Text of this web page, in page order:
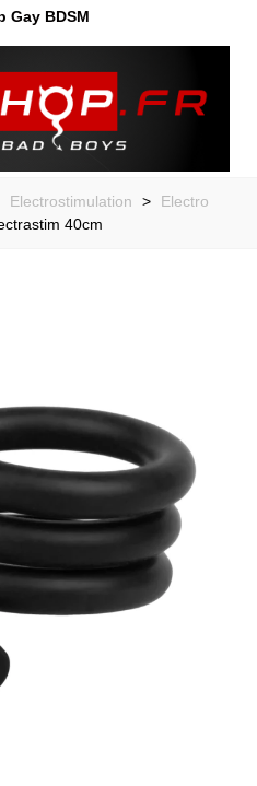
Gay BDSM
Electrostimulation >
Electro
40cm